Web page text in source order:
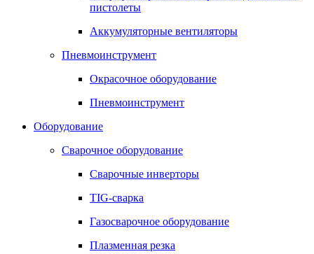
пистолеты
Аккумуляторные вентиляторы
Пневмоинструмент
Окрасочное оборудование
Пневмоинструмент
Оборудование
Сварочное оборудование
Сварочные инверторы
TIG-сварка
Газосварочное оборудование
Плазменная резка